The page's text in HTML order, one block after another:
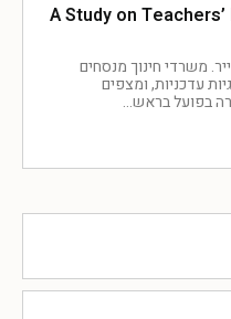
A Study on
משרדי חינוך מנסחים
עדכניות, ומצפים
בפועל בראש